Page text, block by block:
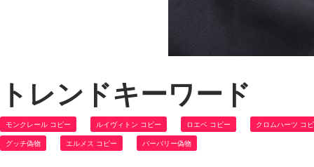
トレンドキーワード
モンクレール コピー ルイヴィトン コピー ロエベ コピー クロムハーツ コ
グッチ偽物 エルメス コピー バーバリー偽物